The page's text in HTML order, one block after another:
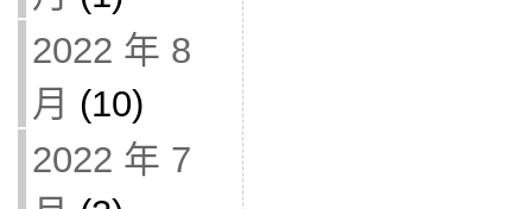
2022 年 8
月 (10)
2022 年 7